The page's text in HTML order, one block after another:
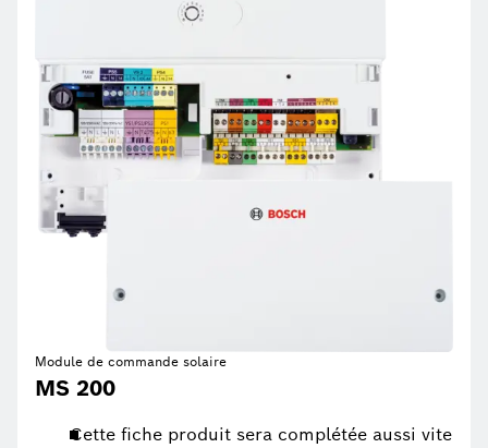
Module de commande solaire
MS 200
Cette fiche produit sera complétée aussi vite